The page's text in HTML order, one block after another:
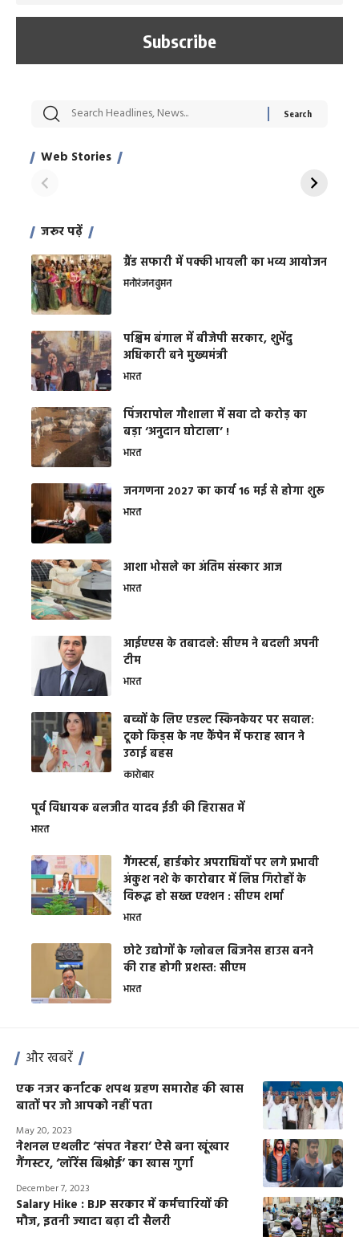
Web Stories
सट्टेबाजी में अरेस्ट हुए
साहिल खान
रोज एक कच्चे लहसुन
जरूर पढ़ें
ग्रैंड सफारी में पक्की भायली का भव्य आयोजन
मनोरंजनवुमन
पश्चिम बंगाल में बीजेपी सरकार, शुभेंदु
अधिकारी बने मुख्यमंत्री
भारत
​पिंजरापोल गौशाला में सवा दो करोड़ का
बड़ा ‘अनुदान घोटाला’ !
भारत
जनगणना 2027 का कार्य 16 मई से होगा शुरू
भारत
आशा भोसले का अंतिम संस्कार आज
भारत
आईएएस के तबादले: सीएम ने बदली अपनी
टीम
भारत
बच्चों के लिए एडल्ट स्किनकेयर पर सवाल:
टूको किड्स के नए कैंपेन में फराह खान ने
उठाई बहस
कारोबार
पूर्व विधायक बलजीत यादव ईडी की हिरासत में
भारत
गैंगस्टर्स, हार्डकोर अपराधियों पर लगे प्रभावी
अंकुश नशे के कारोबार में लिप्त गिरोहों के
विरूद्ध हो सख्त एक्शन : सीएम शर्मा
भारत
छोटे उद्योगों के ग्लोबल बिजनेस हाउस बनने
की राह होगी प्रशस्त: सीएम
भारत
और खबरें
एक नजर कर्नाटक शपथ ग्रहण समारोह की खास
बातों पर जो आपको नहीं पता
May 20, 2023
नेशनल एथलीट ‘संपत नेहरा’ ऐसे बना खूंखार
गैंगस्टर, ‘लॉरेंस बिश्नोई’ का खास गुर्गा
December 7, 2023
Salary Hike : BJP सरकार में कर्मचारियों की
मौज, इतनी ज्यादा बढ़ा दी सैलरी